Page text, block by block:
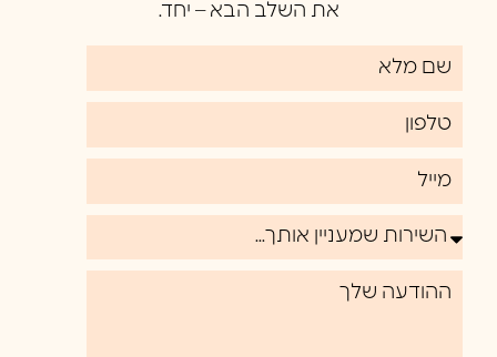
את השלב הבא – יחד.